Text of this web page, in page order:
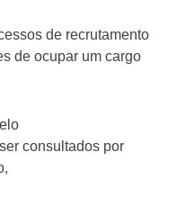
de recrutamento
de ocupar um cargo
consultados por